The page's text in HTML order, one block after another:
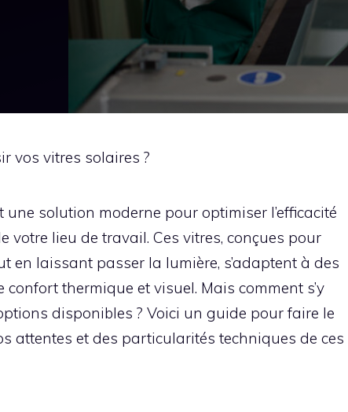
vos vitres solaires ?
solution moderne pour optimiser l’efficacité
votre lieu de travail. Ces vitres, conçues pour
en laissant passer la lumière, s’adaptent à des
thermique et visuel. Mais comment s’y
disponibles ? Voici un guide pour faire le
attentes et des particularités techniques de ces